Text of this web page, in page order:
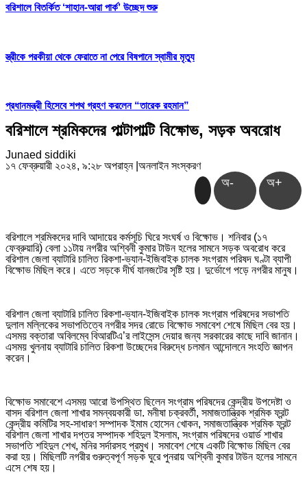
বরিশালে বিতর্কিত ‘শাহান-আরা পার্ক’ উচ্ছেদ শুরু
স্ত্রীকে পরকীয়া থেকে ফেরাতে না পেরে বিষপানে স্বামীর মৃত্যু
প্রধানমন্ত্রী হিসেবে শপথ গ্রহণ করলেন “তারেক রহমান”
বরিশালে শ্রমিকদের পাল্টাপাল্টি বিক্ষোভ, সড়ক অবরোধ
Junaed siddiki
১৭ ফেব্রুয়ারী ২০২৪, ৯:২৮ অপরাহ্ন অনলাইন সংস্করণ
অ- অ+
বরিশালে শ্রমিকদের দাবি আদায়ের কর্মসূচি ঘিরে সংঘর্ষ ও বিক্ষোভ। শনিবার (১৭
ফেব্রুয়ারি) বেলা ১১টায় নগরীর অশ্বিনী কুমার টাউন হলের সামনে সড়ক অবরোধ করে
বরিশাল জেলা ব্যাটারি চালিত রিকশা-ভ্যান-ইজিবাইক চালক সংগ্রাম পরিষদ ঘণ্টা ব্যাপী
বিক্ষোভ মিছিল করে। এতে সড়কে দীর্ঘ যানজটের সৃষ্টি হয়। দুর্ভোগে পড়ে নগরীর মানুষ।
বরিশাল জেলা ব্যাটারি চালিত রিকশা-ভ্যান-ইজিবাইক চালক সংগ্রাম পরিষদের সভাপতি
দুলাল মল্লিকের সভাপতিত্বে নগরীর সদর রোডে বিক্ষোভ সমাবেশ শেষে মিছিল বের হয়।
এসময় বক্তারা অবিলম্বে বিআরটিএ’র লাইসেন্স দেয়ার জন্য সরকারের কাছে দাবি জানান।
এসময় খুলনায় ব্যাটারি চালিত রিকশা উচ্ছেদের বিরুদ্ধে চলমান আন্দোলনে সংহতি জ্ঞাপন
করেন।
বিক্ষোভ সমাবেশে এসময় আরো উপস্থিত ছিলেন সংগ্রাম পরিষদের কেন্দ্রীয় উপদেষ্টা ও
বাসদ বরিশাল জেলা শাখার সমন্বয়কারী ডা. মনীষা চক্রবর্তী, সমাজতান্ত্রিক শ্রমিক ফ্রন্ট
কেন্দ্রীয় কমিটির সহ-সাধারণ সম্পাদক ইমাম হোসেন খোকন, সমাজতান্ত্রিক শ্রমিক ফ্রন্ট
বরিশাল জেলা শাখার দপ্তর সম্পাদক শহিদুল ইসলাম, সংগ্রাম পরিষদের ওয়ার্ড শাখার
সভাপতি শহিদুল শেখ, মনির সর্দারসহ প্রমুখ। সমাবেশ শেষে একটি বিক্ষোভ মিছিল বের
করা হয়। মিছিলটি নগরীর গুরুত্বপূর্ণ সড়ক ঘুরে পুনরায় অশ্বিনী কুমার টাউন হলের সামনে
এসে শেষ হয়।